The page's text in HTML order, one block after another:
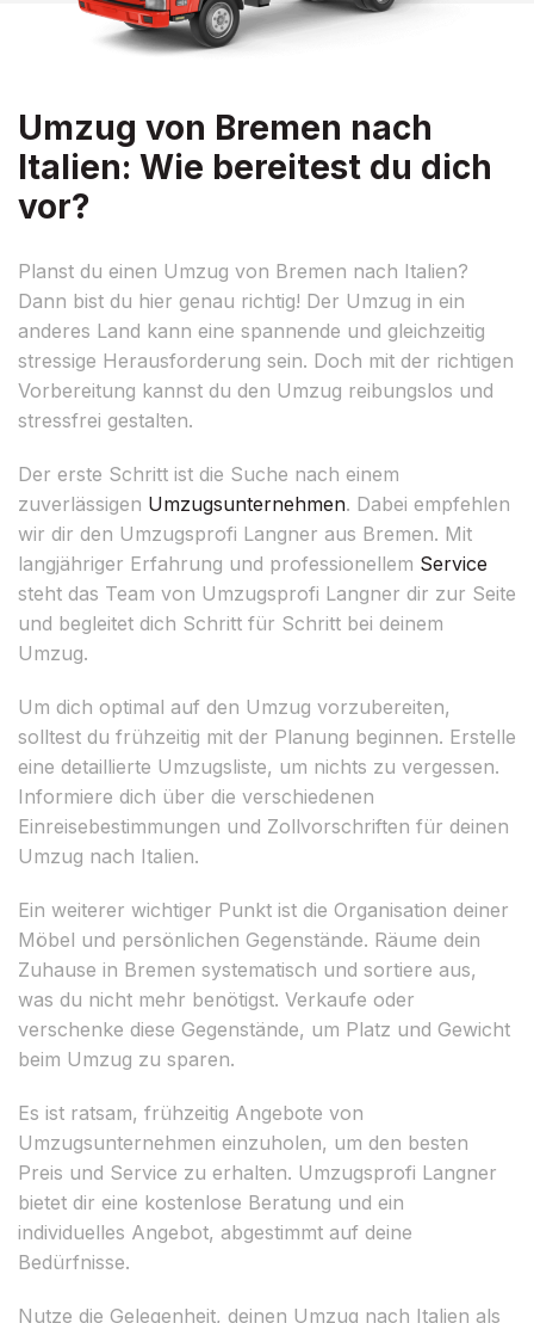
Umzug von Bremen nach
Italien: Wie bereitest du dich
vor?
Planst du einen Umzug von Bremen nach Italien?
Dann bist du hier genau richtig! Der Umzug in ein
anderes Land kann eine spannende und gleichzeitig
stressige Herausforderung sein. Doch mit der richtigen
Vorbereitung kannst du den Umzug reibungslos und
stressfrei gestalten.
Der erste Schritt ist die Suche nach einem
zuverlässigen Umzugsunternehmen. Dabei empfehlen
wir dir den Umzugsprofi Langner aus Bremen. Mit
langjähriger Erfahrung und professionellem Service
steht das Team von Umzugsprofi Langner dir zur Seite
und begleitet dich Schritt für Schritt bei deinem
Umzug.
Um dich optimal auf den Umzug vorzubereiten,
solltest du frühzeitig mit der Planung beginnen. Erstelle
eine detaillierte Umzugsliste, um nichts zu vergessen.
Informiere dich über die verschiedenen
Einreisebestimmungen und Zollvorschriften für deinen
Umzug nach Italien.
Ein weiterer wichtiger Punkt ist die Organisation deiner
Möbel und persönlichen Gegenstände. Räume dein
Zuhause in Bremen systematisch und sortiere aus,
was du nicht mehr benötigst. Verkaufe oder
verschenke diese Gegenstände, um Platz und Gewicht
beim Umzug zu sparen.
Es ist ratsam, frühzeitig Angebote von
Umzugsunternehmen einzuholen, um den besten
Preis und Service zu erhalten. Umzugsprofi Langner
bietet dir eine kostenlose Beratung und ein
individuelles Angebot, abgestimmt auf deine
Bedürfnisse.
Nutze die Gelegenheit, deinen Umzug nach Italien als